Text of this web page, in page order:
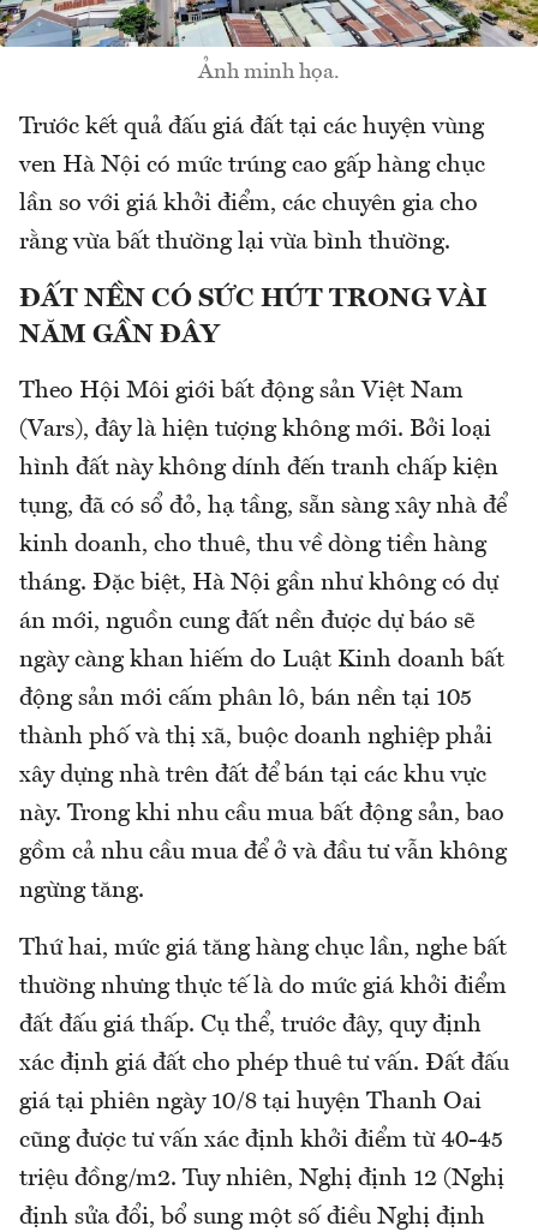
Ảnh minh họa.
Trước kết quả đấu giá đất tại các huyện vùng
ven Hà Nội có mức trúng cao gấp hàng chục
lần so với giá khởi điểm, các chuyên gia cho
rằng vừa bất thường lại vừa bình thường.
ĐẤT NỀN CÓ SỨC HÚT TRONG VÀI
NĂM GẦN ĐÂY
Theo Hội Môi giới bất động sản Việt Nam
(Vars), đây là hiện tượng không mới. Bởi loại
hình đất này không dính đến tranh chấp kiện
tụng, đã có sổ đỏ, hạ tầng, sẵn sàng xây nhà để
kinh doanh, cho thuê, thu về dòng tiền hàng
tháng. Đặc biệt, Hà Nội gần như không có dự
án mới, nguồn cung đất nền được dự báo sẽ
ngày càng khan hiếm do Luật Kinh doanh bất
động sản mới cấm phân lô, bán nền tại 105
thành phố và thị xã, buộc doanh nghiệp phải
xây dựng nhà trên đất để bán tại các khu vực
này. Trong khi nhu cầu mua bất động sản, bao
gồm cả nhu cầu mua để ở và đầu tư vẫn không
ngừng tăng.
Thứ hai, mức giá tăng hàng chục lần, nghe bất
thường nhưng thực tế là do mức giá khởi điểm
đất đấu giá thấp. Cụ thể, trước đây, quy định
xác định giá đất cho phép thuê tư vấn. Đất đấu
giá tại phiên ngày 10/8 tại huyện Thanh Oai
cũng được tư vấn xác định khởi điểm từ 40-45
triệu đồng/m2. Tuy nhiên, Nghị định 12 (Nghị
định sửa đổi, bổ sung một số điều Nghị định